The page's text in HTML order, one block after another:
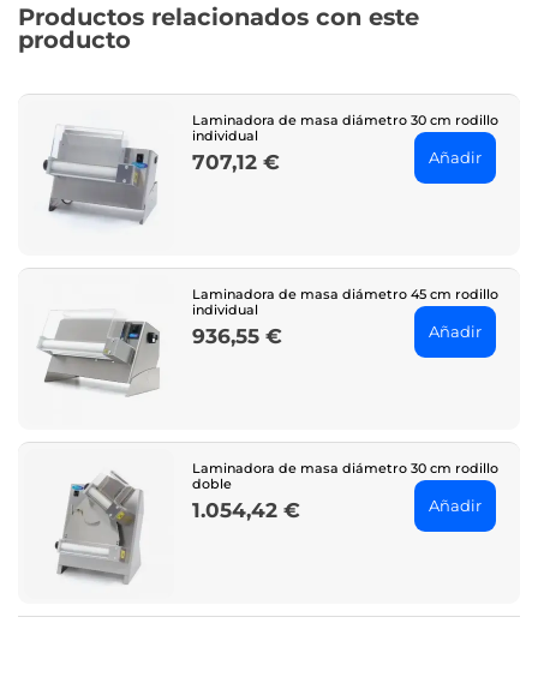
Productos relacionados con este
producto
Laminadora de masa diámetro 30 cm rodillo
individual
Price
707,12 € Añadir
Laminadora de masa diámetro 45 cm rodillo
individual
Price
936,55 € Añadir
Laminadora de masa diámetro 30 cm rodillo
doble
Price
1.054,42 € Añadir